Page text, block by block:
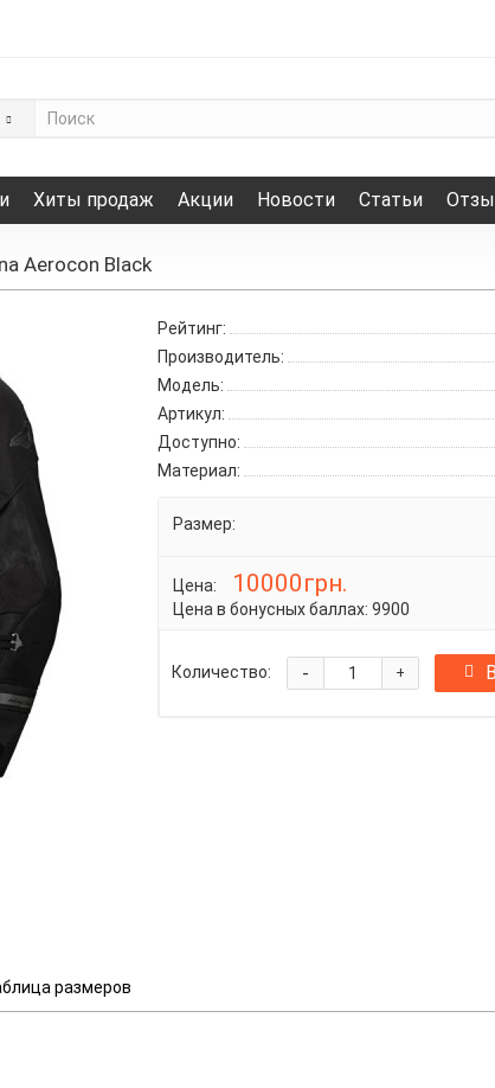
Хиты продаж Акции Новости Статьи
Aerocon Black
Рейтинг:
Производитель:
Модель:
Артикул:
Доступно:
Материал:
Размер:
Цена: 10000грн.
Цена в бонусных баллах:9900
Количество: +
-
размеров